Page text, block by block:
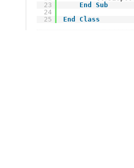
23
24
25
End
Sub
End
Class